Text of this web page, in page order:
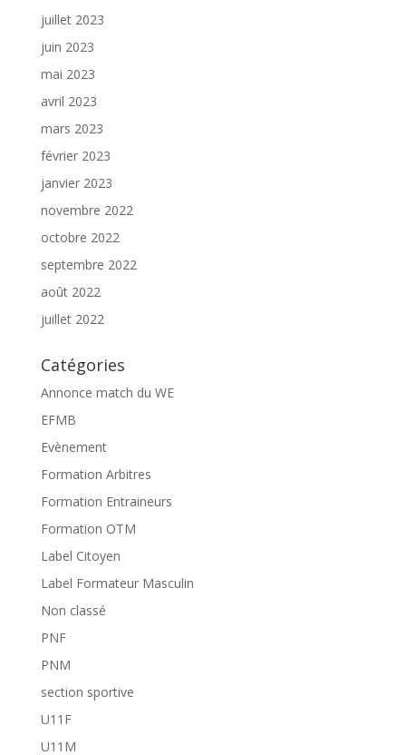
juillet 2023
juin 2023
mai 2023
avril 2023
mars 2023
février 2023
janvier 2023
novembre 2022
octobre 2022
septembre 2022
août 2022
juillet 2022
Catégories
Annonce match du WE
EFMB
Evènement
Formation Arbitres
Formation Entraineurs
Formation OTM
Label Citoyen
Label Formateur Masculin
Non classé
PNF
PNM
section sportive
U11F
U11M